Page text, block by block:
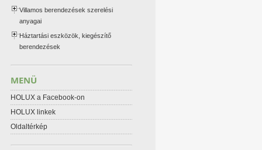
Villamos berendezések szerelési
anyagai
Háztartási eszközök, kiegészítő
berendezések
MENÜ
HOLUX a Facebook-on
HOLUX linkek
Oldaltérkép